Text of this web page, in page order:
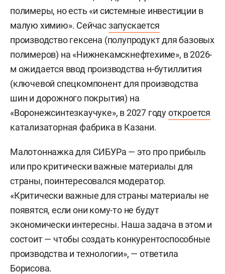
полимеры, но есть «и системные инвестиции в
малую химию». Сейчасзапускается
производство гексена (полупродукт для базовых
полимеров) на «Нижнекамскнефтехиме», в 2026-
м ожидается ввод производства н-бутиллития
(ключевой спецкомпонент для производства
шин и дорожного покрытия) на
«Воронежсинтезкаучуке», в 2027 годуоткроется
катализаторная фабрика в Казани.
Малотоннажка для СИБУРа — это про прибыль
или про критически важные материалы для
страны, поинтересовался модератор.
«Критически важные для страны материалы не
появятся, если они кому-то не будут
экономически интересны. Наша задача в этом и
состоит — чтобы создать конкурентоспособные
производства и технологии», — ответила
Борисова.